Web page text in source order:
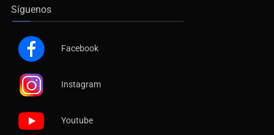
Síguenos
Facebook
Instagram
Youtube